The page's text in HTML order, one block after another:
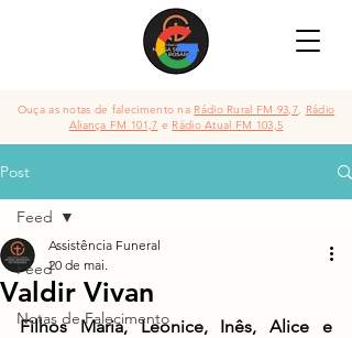
Ouça as notas de falecimento na Rádio Rural FM 93,7, Rádio
Aliança FM 101,7 e Rádio Atual FM 103,5
Post
Feed
Notas de Falecimento
Feed
Valdir Vivan
Assistência Funeral
20 de mai.
Filhos Maria, Leonice, Inês, Alice e